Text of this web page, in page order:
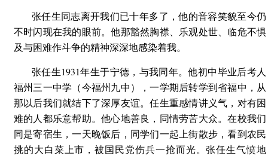
张任生同志离开我们已十年多了，他的音容笑貌至今仍
不时闪现在我的眼前。他那豁然胸襟、乐观处世、临危不惧
及与困难作斗争的精神深深地感染着我。
张任生1931年生于宁德，与我同年。他初中毕业后考人
福州三一中学（今福州九中），一学期后转学到省福中，从
那以后我们就结下了深厚友谊。任生重感情讲义气，对有困
难的人都乐意帮助。他心地善良，同情劳苦大众。在校我们
同是寄宿生，一天晚饭后，同学们一起上街散步，看到农民
挑的大白菜上市，被国民党伤兵一抢而光。张任生气愤地